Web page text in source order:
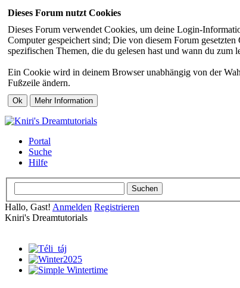
Dieses Forum nutzt Cookies
Dieses Forum verwendet Cookies, um deine Login-
Computer gespeichert sind; Die von diesem Forum
spezifischen Themen, die du gelesen hast und wann du zum
Ein Cookie wird in deinem Browser unabhängig von der
Fußzeile ändern.
Portal
Suche
Hilfe
Hallo, Gast! Anmelden Registrieren
Kniri's Dreamtutorials